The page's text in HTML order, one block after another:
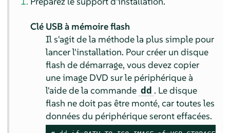
Clé USB à mémoire flash
Il s'agit de la méthode la plus simple pour
lancer l'installation. Pour créer un disque
flash de démarrage, vous devez copier
une image DVD sur le périphérique à
l'aide de la commande dd . Le disque
flash ne doit pas être monté, car toutes les
données du périphérique seront effacées.